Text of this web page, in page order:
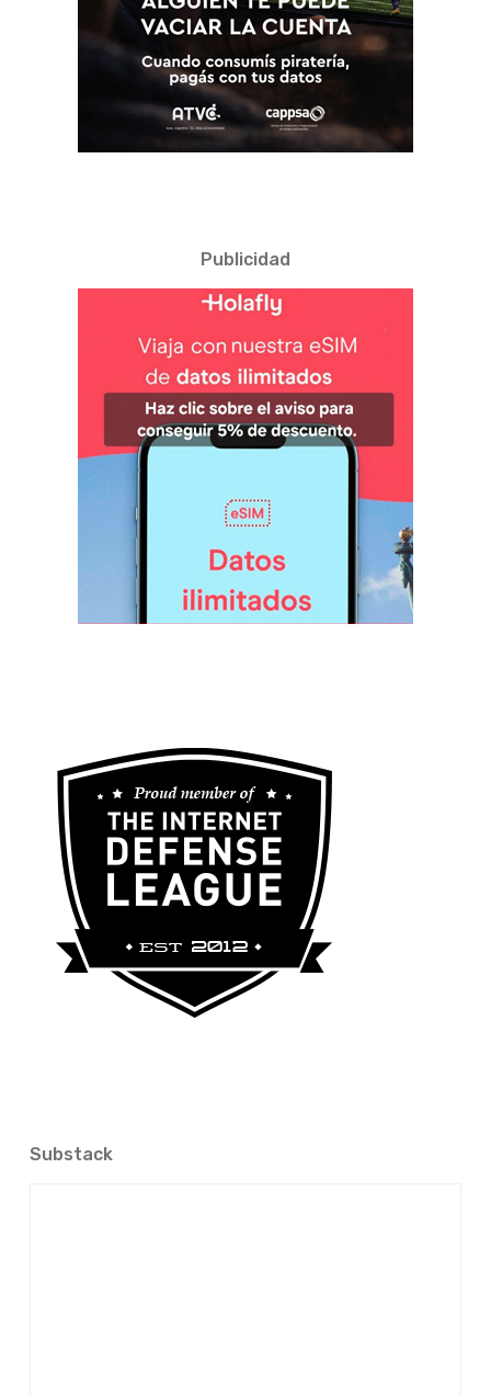
Publicidad
Substack